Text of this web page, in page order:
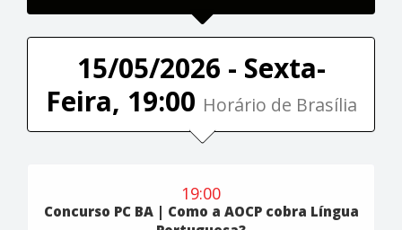
15/05/2026 - Sexta-
Feira, 19:00 Horário de Brasília
19:00
Concurso PC BA | Como a AOCP cobra Língua